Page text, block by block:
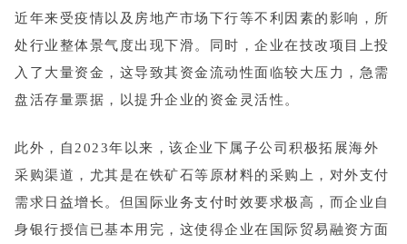
近年来受疫情以及房地产市场下行等不利因素的影响，所
处行业整体景气度出现下滑。同时，企业在技改项目上投
入了大量资金，这导致其资金流动性面临较大压力，急需
盘活存量票据，以提升企业的资金灵活性。
此外，自2023年以来，该企业下属子公司积极拓展海外
采购渠道，尤其是在铁矿石等原材料的采购上，对外支付
需求日益增长。但国际业务支付时效要求极高，而企业自
身银行授信已基本用完，这使得企业在国际贸易融资方面